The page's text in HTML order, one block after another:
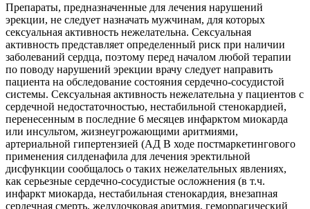
Препараты, предназначенные для лечения нарушений
эрекции, не следует назначать мужчинам, для которых
сексуальная активность нежелательна. Сексуальная
активность представляет определенный риск при наличии
заболеваний сердца, поэтому перед началом любой терапии
по поводу нарушений эрекции врачу следует направить
пациента на обследование состояния сердечно-сосудистой
системы. Сексуальная активность нежелательна у пациентов с
сердечной недостаточностью, нестабильной стенокардией,
перенесенным в последние 6 месяцев инфарктом миокарда
или инсультом, жизнеугрожающими аритмиями,
артериальной гипертензией (АД В ходе постмаркетингового
применения силденафила для лечения эректильной
дисфункции сообщалось о таких нежелательных явлениях,
как серьезные сердечно-сосудистые осложнения (в т.ч.
инфаркт миокарда, нестабильная стенокардия, внезапная
сердечная смерть, желудочковая аритмия, геморрагический